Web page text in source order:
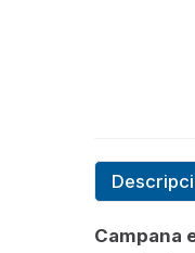
Campana